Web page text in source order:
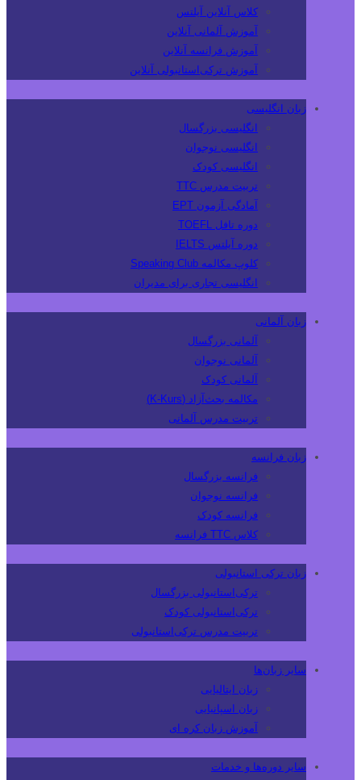
کلاس آنلاین آیلتس
آموزش آلمانی آنلاین
آموزش فرانسه آنلاین
آموزش ترکی‌استانبولی آنلاین
زبان انگلیسی
انگلیسی بزرگسال
انگلیسی نوجوان
انگلیسی کودک
تربیت مدرس TTC
آمادگی آزمون EPT
دوره تافل TOEFL
دوره آیلتس IELTS
کلوپ مکالمه Speaking Club
انگلیسی تجاری برای مدیران
زبان آلمانی
آلمانی بزرگسال
آلمانی نوجوان
آلمانی کودک
مکالمه بحث‌آزاد (K-Kurs)
تربیت مدرس آلمانی
زبان فرانسه
فرانسه بزرگسال
فرانسه نوجوان
فرانسه کودک
کلاس TTC فرانسه
زبان ترکی استانبولی
ترکی‌استانبولی بزرگسال
ترکی‌استانبولی کودک
تربیت مدرس ترکی‌استانبولی
سایر زبان‌ها
زبان ایتالیایی
زبان اسپانیایی
آموزش زبان کره ای
سایر دوره‌ها و خدمات